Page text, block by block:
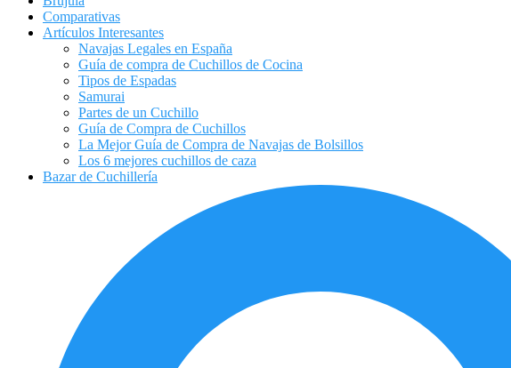
Comparativas
Artículos Interesantes
Navajas Legales en España
Guía de compra de Cuchillos de Cocina
Tipos de Espadas
Samurai
Partes de un Cuchillo
Guía de Compra de Cuchillos
La Mejor Guía de Compra de Navajas de Bolsillos
Los 6 mejores cuchillos de caza
Bazar de Cuchillería